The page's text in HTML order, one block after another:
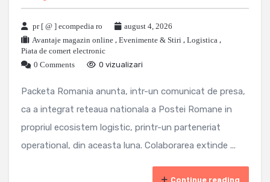
pr [ @ ] ecompedia ro
august 4, 2026
Avantaje magazin online , Evenimente & Stiri , Logistica ,
Piata de comert electronic
0 Comments
0 vizualizari
Packeta Romania anunta, intr-un comunicat de presa,
ca a integrat reteaua nationala a Postei Romane in
propriul ecosistem logistic, printr-un parteneriat
operational, din aceasta luna. Colaborarea extinde ...
Continue reading